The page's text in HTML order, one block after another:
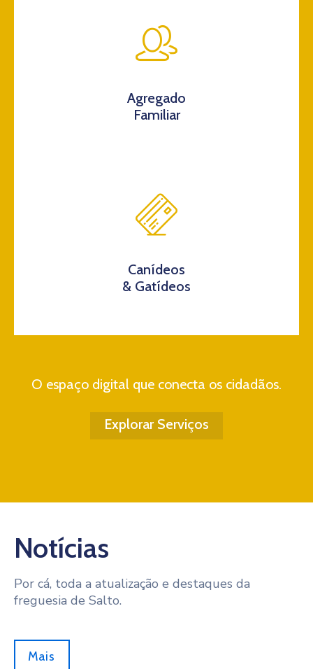
Agregado
Familiar
Canídeos
& Gatídeos
O espaço digital que conecta os cidadãos.
Explorar Serviços
Notícias
Por cá, toda a atualização e destaques da
freguesia de Salto.
Mais